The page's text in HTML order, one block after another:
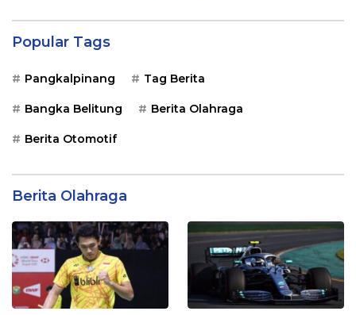
Popular Tags
Pangkalpinang Tag Berita
Bangka Belitung Berita Olahraga
Berita Otomotif
Berita Olahraga